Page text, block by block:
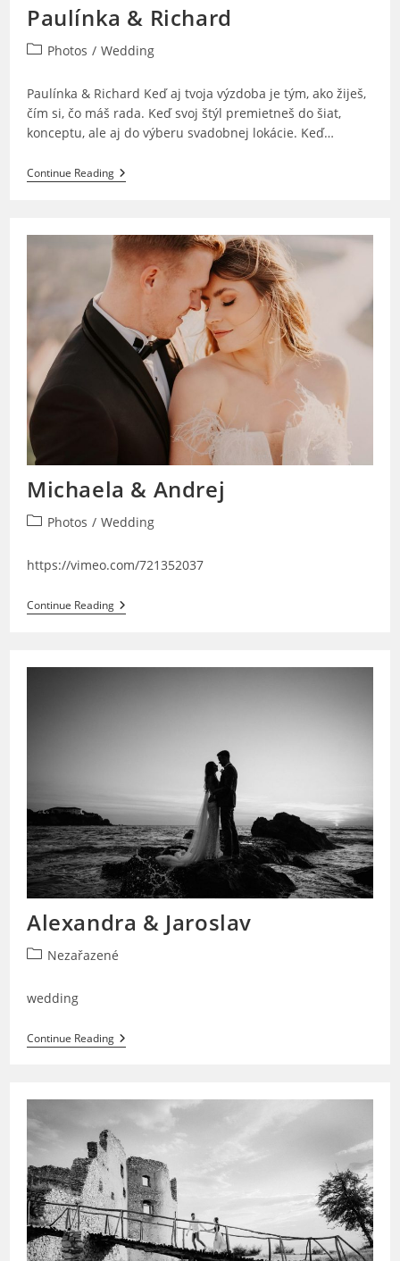
Paulínka & Richard
PostPhotos / Wedding
Paulínka & Richard Keď aj tvoja výzdoba je tým, ako žiješ,
čím si, čo máš rada. Keď svoj štýl premietneš do šiat,
konceptu, ale aj do výberu svadobnej lokácie. Keď…
Continue ReadingPaulínka
&
Michaela & Andrej
PostPhotos / Wedding
https://vimeo.com/721352037
Continue ReadingMichaela
&
Alexandra & Jaroslav
PostNezařazené
wedding
Continue ReadingAlexandra
&